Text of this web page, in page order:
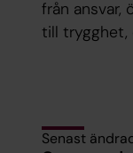
från ansvar,
till trygghet,
Senast